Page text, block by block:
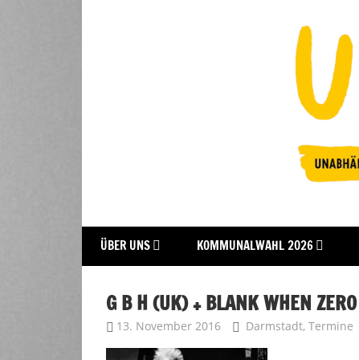
UFFBASSE!
Darmstadt
ÜBER UNS KOMMUNALWAHL 2026
G B H (UK) + BLANK WHEN ZERO
13. November 2016 Uffbasse
Darmstadt,Termine